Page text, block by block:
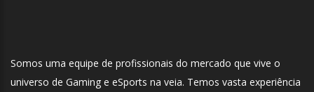
Somos uma equipe de profissionais do mercado que vive o
universo de Gaming e eSports na veia. Temos vasta experiência